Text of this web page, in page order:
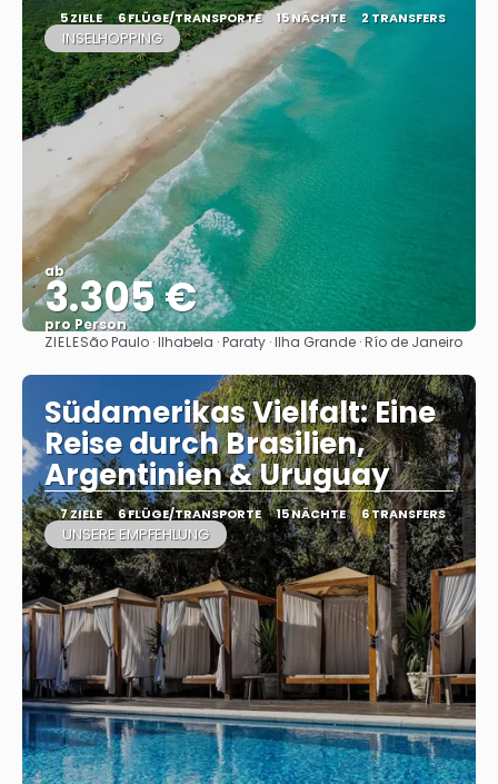
5 ZIELE 6 FLÜGE/TRANSPORTE 15 NÄCHTE 2 TRANSFERS
INSELHOPPING
ab
3.305 €
pro Person
Sehen
ZIELESão Paulo · Ilhabela · Paraty · Ilha Grande · Río de Janeiro
Südamerikas Vielfalt: Eine
Reise durch Brasilien,
Argentinien & Uruguay
7 ZIELE 6 FLÜGE/TRANSPORTE 15 NÄCHTE 6 TRANSFERS
UNSERE EMPFEHLUNG